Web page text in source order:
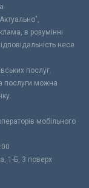
в розумінні
несе
послуг.
послуги можна
мобільного
1-Б, 3 поверх